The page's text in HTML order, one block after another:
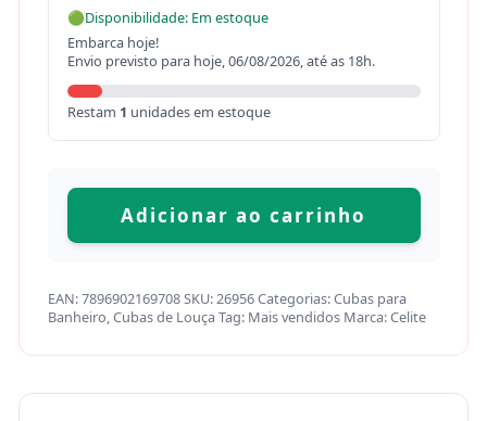
🟢Disponibilidade: Em estoque
Embarca hoje!
Envio previsto para hoje, 06/08/2026, até as 18h.
Restam 1 unidades em estoque
Adicionar ao carrinho
EAN:7896902169708SKU:26956Categorias:Cubas para
Banheiro,Cubas de Louça Tag: Mais vendidos Marca:Celite